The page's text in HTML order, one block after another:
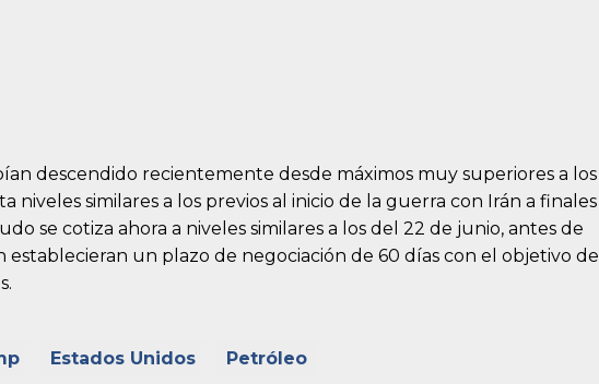
descendido recientemente desde máximos muy superiores a los
niveles similares a los previos al inicio de la guerra con Irán a finales
se cotiza ahora a niveles similares a los del 22 de junio, antes de
establecieran un plazo de negociación de 60 días con el objetivo de
Estados Unidos Petróleo